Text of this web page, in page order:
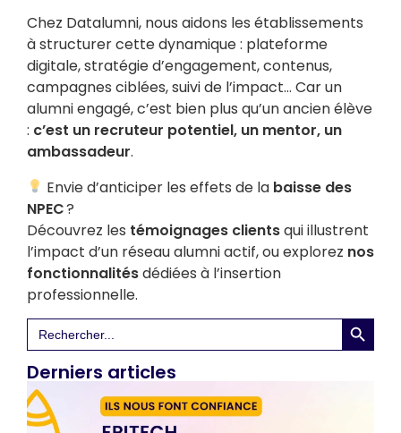
Chez Datalumni, nous aidons les établissements
à structurer cette dynamique : plateforme
digitale, stratégie d’engagement, contenus,
campagnes ciblées, suivi de l’impact… Car un
alumni engagé, c’est bien plus qu’un ancien élève
: c’est un recruteur potentiel, un mentor, un
ambassadeur.
Envie d’anticiper les effets de la baisse des
NPEC?
Découvrez les témoignages clientsqui illustrent
l’impact d’un réseau alumni actif, ou explorez nos
fonctionnalitésdédiées à l’insertion
professionnelle.
Search
for:
Search
Derniers articles